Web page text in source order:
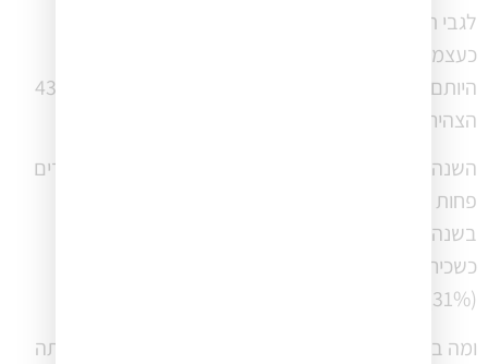
לגבי תפיסת האיזון בין עבודה לחיים אישיים שהעבודה
היותם עצמאים. זו בהחלט עלייה מול 2025 שבה רק 43%
הצהירו זאת, וקצת פחות מ 2024 (60%).
השנה אנו רואים גם שיותר עצמאים מרגישים שהם עובדים
בשנה שעברה) ושהם גם מרוויחים יותר משהיו מרוויחים
(31%).
ומה בנוגע להכנסה? 40% מהמשיבים ציינו כי השנה הייתה